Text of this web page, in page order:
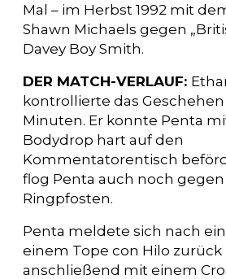
Mal – im Herbst 1992 mit
Shawn Michaels gegen
Davey Boy Smith.
DER MATCH-VERLAUF:
kontrollierte das
Minuten. Er konnte Penta
Bodydrop hart auf den
Kommentatorentisch
flog Penta auch noch gegen
Ringpfosten.
Penta meldete sich nach
einem Tope con Hilo
anschließend mit einem